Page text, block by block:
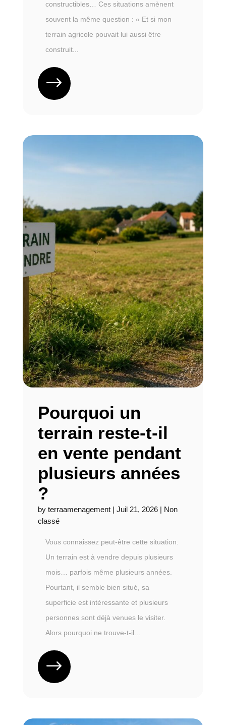
constructibles… Ces situations amènent
souvent la même question : « Et si mon
terrain agricole pouvait lui aussi être
construit...
Pourquoi un
terrain reste-t-il
en vente pendant
plusieurs années
?
by terraamenagement| Juil 21, 2026| Non
classé
Vous connaissez peut-être cette situation.
Un terrain est à vendre depuis plusieurs
mois… parfois même plusieurs années.
Pourtant, il semble bien situé, sa
superficie est intéressante et plusieurs
personnes sont déjà venues le visiter.
Alors pourquoi ne trouve-t-il...